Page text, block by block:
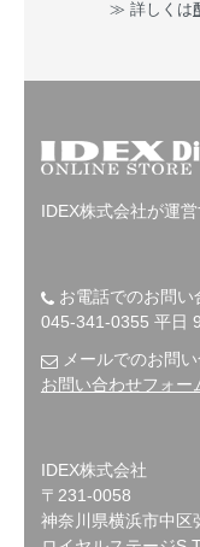
≫ 詳しくは
IDEX株式会社が運
お電話でのお問い
045-341-0355 平日
メールでのお問い
お問い合わせフォー
IDEX株式会社
〒231-0058
神奈川県横浜市中区